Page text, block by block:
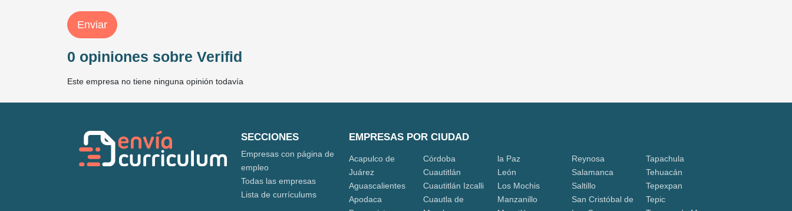
Enviar
0 opiniones sobre Verifid
Este empresa no tiene ninguna opinión todavía
SECCIONES
Empresas con página de
empleo
Todas las empresas
Lista de currículums
EMPRESAS POR CIUDAD
Acapulco de
Juárez
Aguascalientes
Apodaca
Córdoba
Cuautitlán
Cuautitlán Izcalli
Cuautla de
la Paz
León
Los Mochis
Manzanillo
Reynosa
Salamanca
Saltillo
San Cristóbal de
Tapachula
Tehuacán
Tepexpan
Tepic